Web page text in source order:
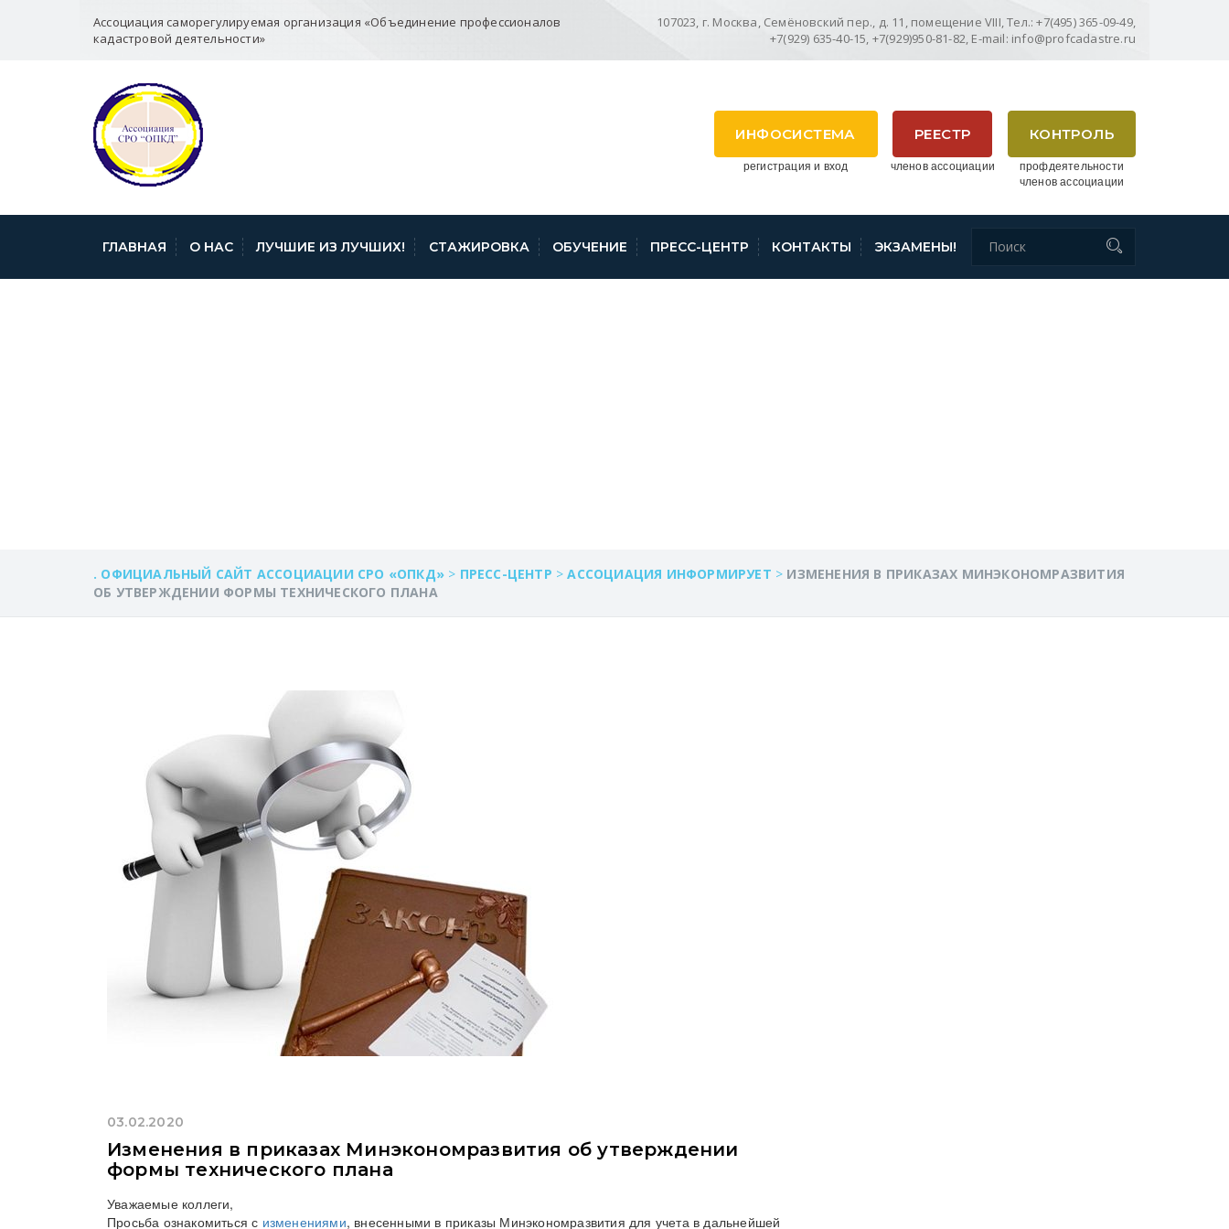
Ассоциация саморегулируемая организация «Объединение профессионалов
кадастровой деятельности»
107023, г. Москва, Семёновский пер., д. 11, помещение VIII, Тел.: +7(495) 365-09-49,
+7(929) 635-40-15, +7(929)950-81-82, E-mail: info@profcadastre.ru
КОНТРОЛЬ
профдеятельности
членов ассоциации
РЕЕСТР
членов ассоциации
ИНФОСИСТЕМА
регистрация и вход
ГЛАВНАЯ О НАС ЛУЧШИЕ ИЗ ЛУЧШИХ! СТАЖИРОВКА ОБУЧЕНИЕ ПРЕСС-ЦЕНТР КОНТАКТЫ ЭКЗАМЕНЫ!
. ОФИЦИАЛЬНЫЙ САЙТ АССОЦИАЦИИ СРО «ОПКД» > ПРЕСС-ЦЕНТР >АССОЦИАЦИЯ ИНФОРМИРУЕТ > ИЗМЕНЕНИЯ В ПРИКАЗАХ МИНЭКОНОМРАЗВИТИЯ
ОБ УТВЕРЖДЕНИИ ФОРМЫ ТЕХНИЧЕСКОГО ПЛАНА
03.02.2020
Изменения в приказах Минэкономразвития об утверждении
формы технического плана
Уважаемые коллеги,
Просьба ознакомиться с изменениями, внесенными в приказы Минэкономразвития для учета в дальнейшей